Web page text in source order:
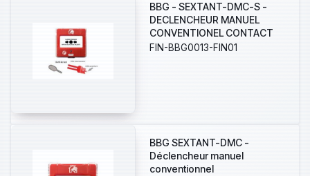
BBG - SEXTANT-DMC-S -
DECLENCHEUR MANUEL
CONVENTIONEL CONTACT
SEC
FIN-BBG0013-FIN01
BBG SEXTANT-DMC -
Déclencheur manuel
conventionnel